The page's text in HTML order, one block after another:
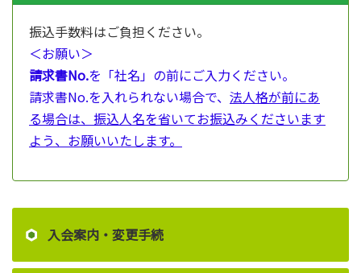
入会案内・変更手続
振込手数料はご負担ください。
＜お願い＞
請求書No.を「社名」の前にご入力ください。
請求書No.を入れられない場合で、 法人格が前にあ
る場合は、振込人名を省いてお振込みくださいます
よう、お願いいたします。